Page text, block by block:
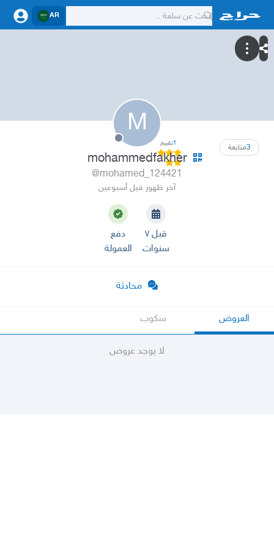
AR
M
3متابعة 1تقييم
mohammedfakher
@mohamed_124421
آخر ظهور قبل أسبوعين
قبل ٧
سنوات
دفع
العمولة
محادثة
العروض سكوب
لا يوجد عروض